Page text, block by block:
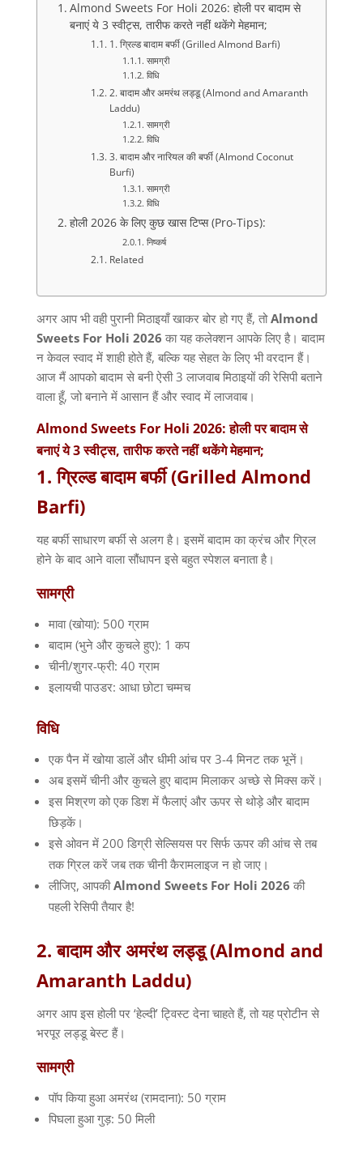
Almond Sweets For Holi 2026: होली पर बादाम से
बनाएं ये 3 स्‍वीट्स, तारीफ करते नहीं थकेंगे मेहमान;
1. ग्रिल्ड बादाम बर्फी (Grilled Almond Barfi)
सामग्री
विधि
2. बादाम और अमरंथ लड्डू (Almond and Amaranth
Laddu)
सामग्री
विधि
3. बादाम और नारियल की बर्फी (Almond Coconut
Burfi)
सामग्री
विधि
होली 2026 के लिए कुछ खास टिप्स (Pro-Tips):
निष्कर्ष
Related
अगर आप भी वही पुरानी मिठाइयाँ खाकर बोर हो गए हैं, तोAlmond
Sweets For Holi 2026 का यह कलेक्शन आपके लिए है। बादाम
न केवल स्वाद में शाही होते हैं, बल्कि यह सेहत के लिए भी वरदान हैं।
आज मैं आपको बादाम से बनी ऐसी 3 लाजवाब मिठाइयों की रेसिपी बताने
वाला हूँ, जो बनाने में आसान हैं और स्वाद में लाजवाब।
Almond Sweets For Holi 2026: होली पर बादाम से
बनाएं ये 3 स्‍वीट्स, तारीफ करते नहीं थकेंगे मेहमान;
1. ग्रिल्ड बादाम बर्फी (Grilled Almond
Barfi)
यह बर्फी साधारण बर्फी से अलग है। इसमें बादाम का क्रंच और ग्रिल
होने के बाद आने वाला सौंधापन इसे बहुत स्पेशल बनाता है।
सामग्री
मावा (खोया): 500 ग्राम
बादाम (भुने और कुचले हुए): 1 कप
चीनी/शुगर-फ्री: 40 ग्राम
इलायची पाउडर: आधा छोटा चम्मच
विधि
एक पैन में खोया डालें और धीमी आंच पर 3-4 मिनट तक भूनें।
अब इसमें चीनी और कुचले हुए बादाम मिलाकर अच्छे से मिक्स करें।
इस मिश्रण को एक डिश में फैलाएं और ऊपर से थोड़े और बादाम
छिड़कें।
इसे ओवन में 200 डिग्री सेल्सियस पर सिर्फ ऊपर की आंच से तब
तक ग्रिल करें जब तक चीनी कैरामलाइज न हो जाए।
लीजिए, आपकीAlmond Sweets For Holi 2026 की
पहली रेसिपी तैयार है!
2. बादाम और अमरंथ लड्डू (Almond and
Amaranth Laddu)
अगर आप इस होली पर ‘हेल्दी’ ट्विस्ट देना चाहते हैं, तो यह प्रोटीन से
भरपूर लड्डू बेस्ट हैं।
सामग्री
पॉप किया हुआ अमरंथ (रामदाना): 50 ग्राम
पिघला हुआ गुड़: 50 मिली